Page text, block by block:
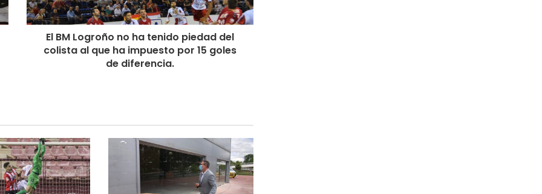
El BM Logroño no ha tenido piedad del
colista al que ha impuesto por 15 goles
de diferencia.